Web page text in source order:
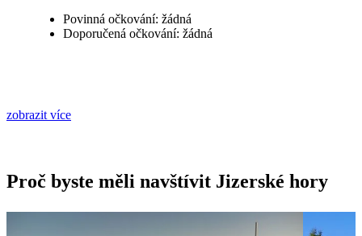
Povinná očkování: žádná
Doporučená očkování: žádná
zobrazit více
Proč byste měli navštívit Jizerské hory